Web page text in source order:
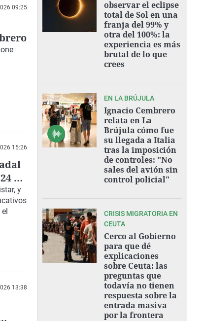
09:25
15:26
de
y
13:38
observar el eclipse
total de Sol en una
franja del 99% y
otra del 100%: la
experiencia es más
brutal de lo que
crees
EN LA BRÚJULA
Ignacio Cembrero
relata en La
Brújula cómo fue
su llegada a Italia
tras la imposición
de controles: "No
sales del avión sin
control policial"
CRISIS MIGRATORIA EN
CEUTA
Cerco al Gobierno
para que dé
explicaciones
sobre Ceuta: las
preguntas que
todavía no tienen
respuesta sobre la
entrada masiva
por la frontera